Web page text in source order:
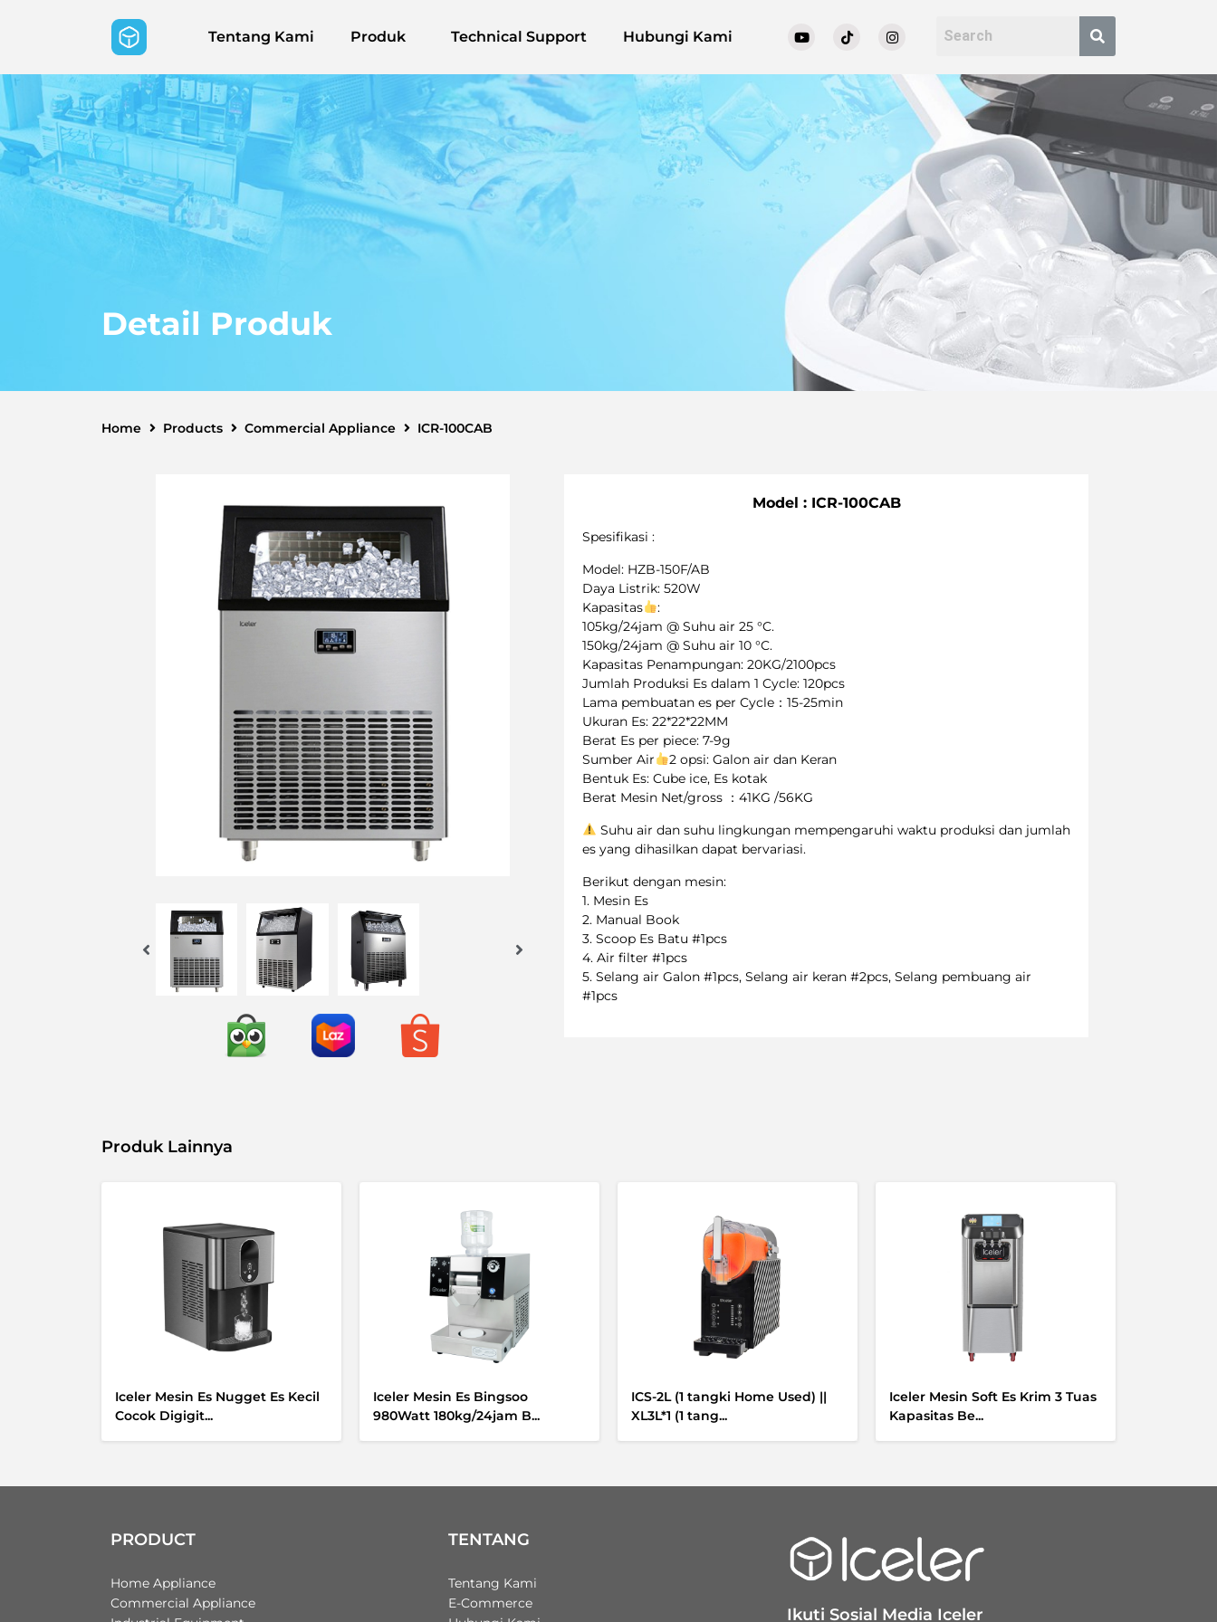
Tentang Kami Produk Technical Support Hubungi Kami
Detail Produk
Home Products Commercial Appliance ICR-100CAB
Model : ICR-100CAB
Spesifikasi :
Model: HZB-150F/AB
Daya Listrik: 520W
Kapasitas
:
105kg/24jam @ Suhu air 25 °C.
150kg/24jam @ Suhu air 10 °C.
Kapasitas Penampungan: 20KG/2100pcs
Jumlah Produksi Es dalam 1 Cycle: 120pcs
Lama pembuatan es per Cycle：15-25min
Ukuran Es: 22*22*22MM
Berat Es per piece: 7-9g
Sumber Air
2 opsi: Galon air dan Keran
Bentuk Es: Cube ice, Es kotak
Berat Mesin Net/gross ：41KG /56KG
Suhu air dan suhu lingkungan mempengaruhi waktu produksi dan jumlah
es yang dihasilkan dapat bervariasi.
Berikut dengan mesin:
1. Mesin Es
2. Manual Book
3. Scoop Es Batu #1pcs
4. Air filter #1pcs
5. Selang air Galon #1pcs, Selang air keran #2pcs, Selang pembuang air
#1pcs
Produk Lainnya
Iceler Mesin Es Nugget Es Kecil
Cocok Digigit...
Iceler Mesin Es Bingsoo
980Watt 180kg/24jam B...
ICS-2L (1 tangki Home Used) ||
XL3L*1 (1 tang...
Iceler Mesin Soft Es Krim 3 Tuas
Kapasitas Be...
PRODUCT
Home Appliance
Commercial Appliance
TENTANG
Tentang Kami
E-Commerce
Ikuti Sosial Media Iceler